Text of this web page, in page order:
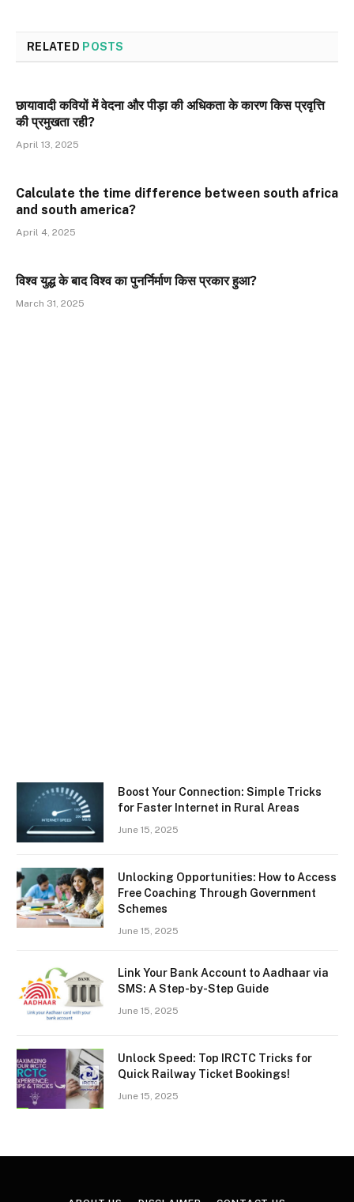
RELATED POSTS
छायावादी कवियों में वेदना और पीड़ा की अधिकता के कारण किस प्रवृत्ति
की प्रमुखता रही?
April 13, 2025
Calculate the time difference between south africa
and south america?
April 4, 2025
विश्व युद्ध के बाद विश्व का पुनर्निर्माण किस प्रकार हुआ?
March 31, 2025
Boost Your Connection: Simple Tricks
for Faster Internet in Rural Areas
June 15, 2025
Unlocking Opportunities: How to Access
Free Coaching Through Government
Schemes
June 15, 2025
Link Your Bank Account to Aadhaar via
SMS: A Step-by-Step Guide
June 15, 2025
Unlock Speed: Top IRCTC Tricks for
Quick Railway Ticket Bookings!
June 15, 2025